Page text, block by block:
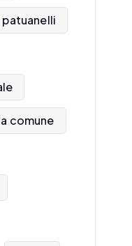
patuanelli
comune